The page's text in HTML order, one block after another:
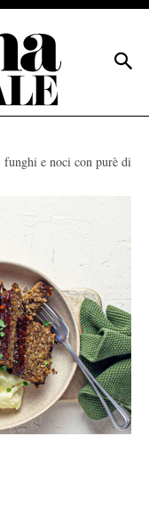
e noci con purè di